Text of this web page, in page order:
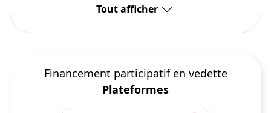
Tout afficher
Financement participatif en vedette
Plateformes